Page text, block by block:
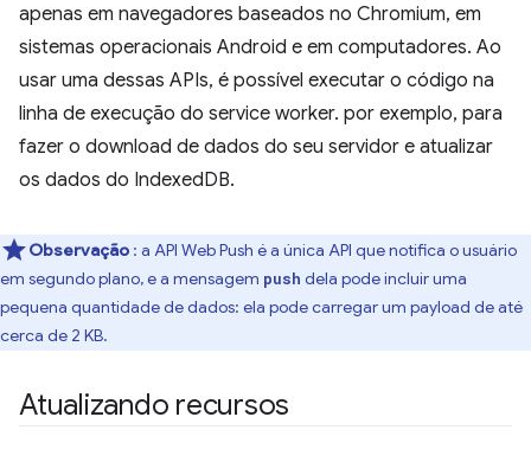
apenas em navegadores baseados no Chromium, em
sistemas operacionais Android e em computadores. Ao
usar uma dessas APIs, é possível executar o código na
linha de execução do service worker. por exemplo, para
fazer o download de dados do seu servidor e atualizar
os dados do IndexedDB.
Observação : a API Web Push é a única API que notifica o usuário
em segundo plano, e a mensagem push dela pode incluir uma
pequena quantidade de dados: ela pode carregar um payload de até
cerca de 2 KB.
Atualizando recursos